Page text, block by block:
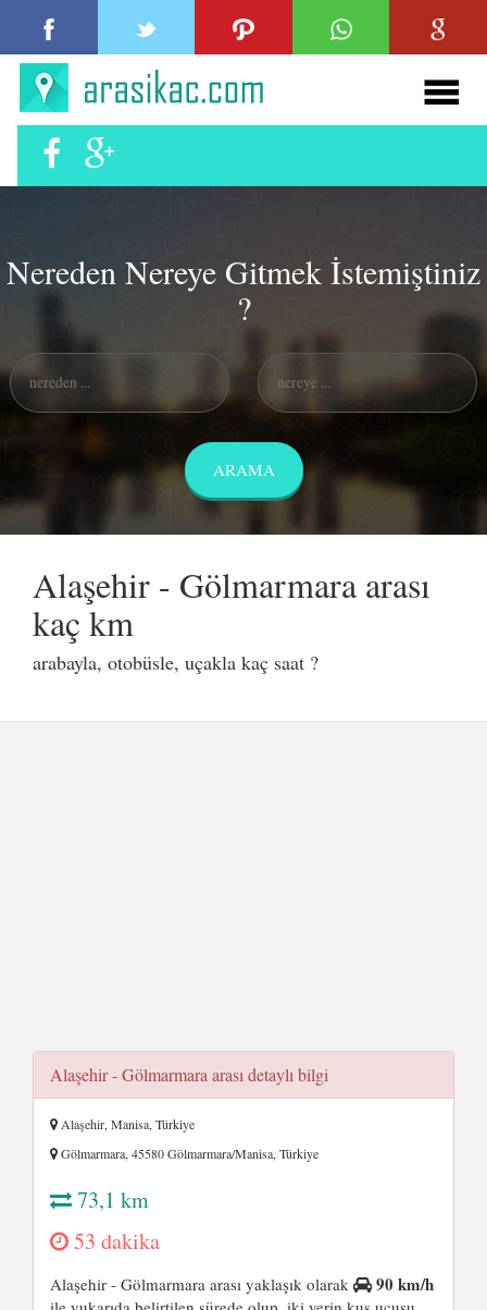
Nereden Nereye Gitmek İstemiştiniz
?
Alaşehir - Gölmarmara arası
kaç km
arabayla, otobüsle, uçakla kaç saat ?
Alaşehir - Gölmarmara arası detaylı bilgi
Alaşehir, Manisa, Türkiye
Gölmarmara, 45580 Gölmarmara/Manisa, Türkiye
73,1 km
53 dakika
Alaşehir - Gölmarmara arası yaklaşık olarak 90 km/h